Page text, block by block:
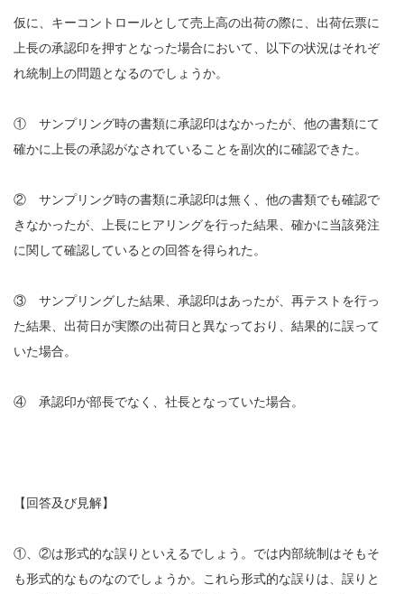
仮に、キーコントロールとして売上高の出荷の際に、出荷伝票に
上長の承認印を押すとなった場合において、以下の状況はそれぞ
れ統制上の問題となるのでしょうか。
① サンプリング時の書類に承認印はなかったが、他の書類にて
確かに上長の承認がなされていることを副次的に確認できた。
② サンプリング時の書類に承認印は無く、他の書類でも確認で
きなかったが、上長にヒアリングを行った結果、確かに当該発注
に関して確認しているとの回答を得られた。
③ サンプリングした結果、承認印はあったが、再テストを行っ
た結果、出荷日が実際の出荷日と異なっており、結果的に誤って
いた場合。
④ 承認印が部長でなく、社長となっていた場合。
【回答及び見解】
①、②は形式的な誤りといえるでしょう。では内部統制はそもそ
も形式的なものなのでしょうか。これら形式的な誤りは、誤りと